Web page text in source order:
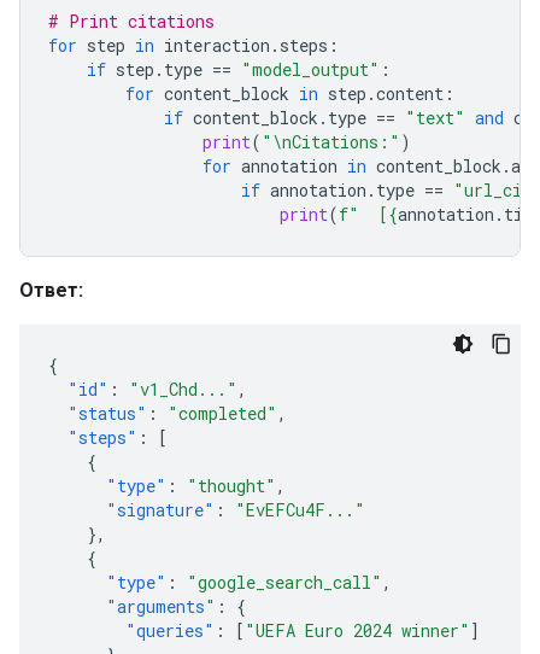
# Print citations
for step in interaction . steps :
if step . type == "model_output" :
for content_block in step .content :
if content_block . type == "text" and
print( " \nCitations:" )
for annotation in content_block .
if annotation . type ==
print(f"  [{annotation .
Ответ:
{
"id" : "v1_Chd..." ,
"status" : "completed" ,
"steps" :
[
{
"type" : "thought" ,
"signature" :
"EvEFCu4F..."
},
{
"type" : "google_search_call" ,
"arguments" :
{
"queries" : [ "UEFA Euro 2024 winner" ]